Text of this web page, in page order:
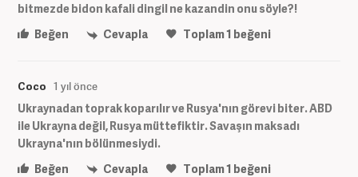
bitmezde bidon kafali dingil ne kazandin onu söyle?!
Beğen
Cevapla Toplam1 beğeni
Coco 1 yıl önce
Ukraynadan toprak koparılır ve Rusya'nın görevi biter. ABD
ile Ukrayna değil, Rusya müttefiktir. Savaşın maksadı
Ukrayna'nın bölünmesiydi.
Beğen
Cevapla Toplam1 beğeni